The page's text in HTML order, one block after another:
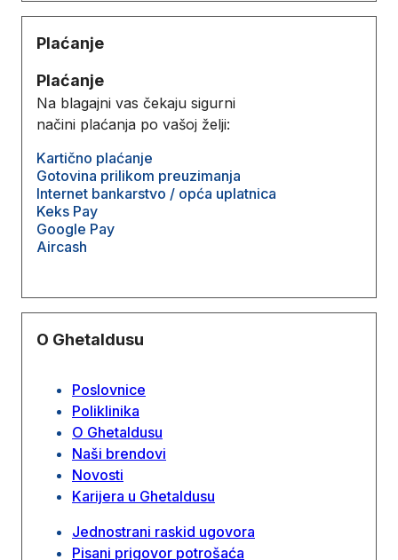
Plaćanje
Plaćanje
Na blagajni vas čekaju sigurni
načini plaćanja po vašoj želji:
Kartično plaćanje
Gotovina prilikom preuzimanja
Internet bankarstvo / opća uplatnica
Keks Pay
Google Pay
Aircash
O Ghetaldusu
Poslovnice
Poliklinika
O Ghetaldusu
Naši brendovi
Novosti
Karijera u Ghetaldusu
Jednostrani raskid ugovora
Pisani prigovor potrošaća